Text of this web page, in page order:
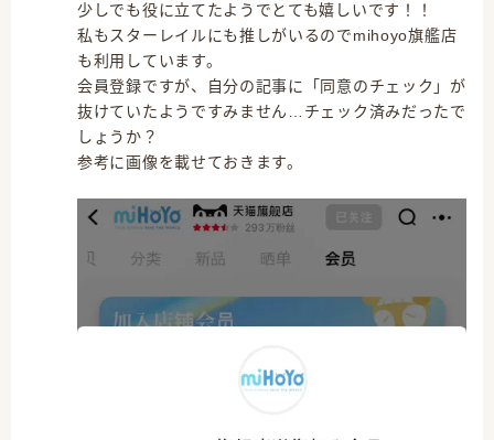
少しでも役に立てたようでとても嬉しいです！！
私もスターレイルにも推しがいるのでmihoyo旗艦店
も利用しています。
会員登録ですが、自分の記事に「同意のチェック」が
抜けていたようですみません…チェック済みだったで
しょうか？
参考に画像を載せておきます。